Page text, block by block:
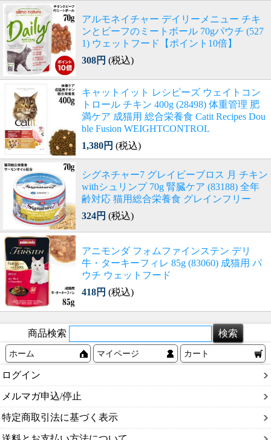
アルモネイチャー デイリーメニュー チキ
ンとビーフのミートボール 70gパウチ (527
1) ウェットフード【ポイント10倍】
308円 (税込)
キャットイット レシピーズ ウェイトコン
トロール チキン 400g (28498) 体重管理 肥
満ケア 成猫用 総合栄養食 Catit Recipes Dou
ble Fusion WEIGHTCONTROL
1,380円 (税込)
シグネチャー7 グレイビーブロス 月 チキン
withシュリンプ 70g 腎臓ケア (83188) 全年
齢対応 猫用総合栄養食 グレインフリー
324円 (税込)
アニモンダ フォムファインステン デリ
牛・ターキーフィレ 85g (83060) 成猫用 パ
ウチ ウェットフード
418円 (税込)
商品検索
ホーム マイページ カート
ログイン
メルマガ申込/停止
特定商取引法に基づく表示